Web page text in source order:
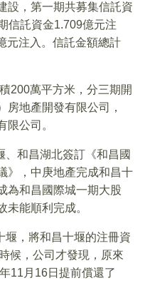
設，第一期共募集信託資
信託資金1.709億元注
元注入。信託金額總計
200萬平方米，分三期開
房地產開發有限公司，
限公司。
和昌湖北簽訂《和昌國
》，中庚地產完成和昌十
為和昌國際城一期大股
未能順利完成。
堰，將和昌十堰的注冊資
候，公司才發現，原來
11月16日提前償還了